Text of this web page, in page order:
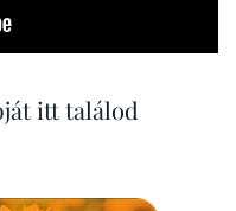
itt találod